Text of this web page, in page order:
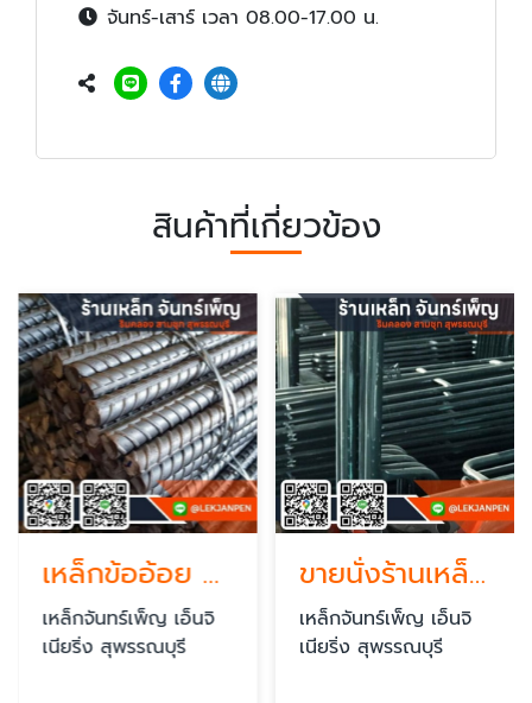
จันทร์-เสาร์ เวลา 08.00-17.00 น.
สินค้าที่เกี่ยวข้อง
เหล็กข้ออ้อย สุพรรณบุรี
เหล็กจันทร์เพ็ญ เอ็นจิ
เนียริ่ง สุพรรณบุรี
ขายนั่งร้านเหล็ก สุพรรณบุรี
เหล็กจันทร์เพ็ญ เอ็นจิ
เนียริ่ง สุพรรณบุรี